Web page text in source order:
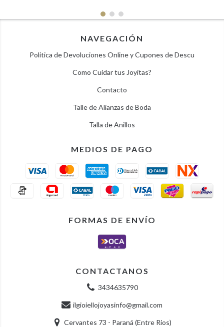
NAVEGACIÓN
Politica de Devoluciones Online y Cupones de Descu
Como Cuidar tus Joyitas?
Contacto
Talle de Alianzas de Boda
Talla de Anillos
MEDIOS DE PAGO
FORMAS DE ENVÍO
CONTACTANOS
3434635790
ilgioiellojoyasinfo@gmail.com
Cervantes 73 - Paraná (Entre Rios)